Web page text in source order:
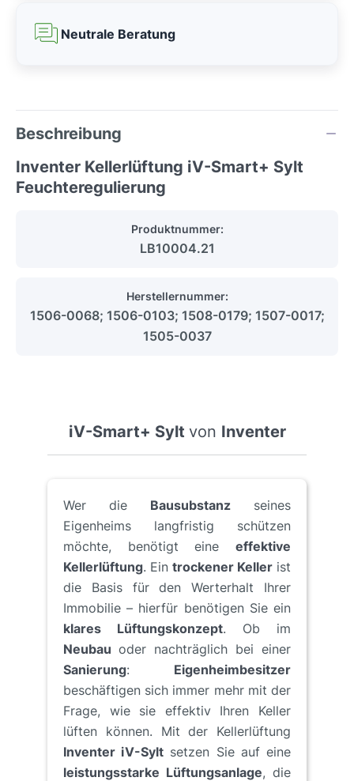
Neutrale Beratung
Beschreibung
Inventer Kellerlüftung iV-Smart+ Sylt
Feuchteregulierung
Produktnummer:
LB10004.21
Herstellernummer:
1506-0068; 1506-0103; 1508-0179; 1507-0017;
1505-0037
iV-Smart+ Sylt von Inventer
Wer die Bausubstanz seines
Eigenheims langfristig schützen
möchte, benötigt eine effektive
Kellerlüftung. Ein trockener Keller ist
die Basis für den Werterhalt Ihrer
Immobilie – hierfür benötigen Sie ein
klares Lüftungskonzept. Ob im
Neubau oder nachträglich bei einer
Sanierung: Eigenheimbesitzer
beschäftigen sich immer mehr mit der
Frage, wie sie effektiv Ihren Keller
lüften können. Mit der Kellerlüftung
Inventer iV-Sylt setzen Sie auf eine
leistungsstarke Lüftungsanlage, die